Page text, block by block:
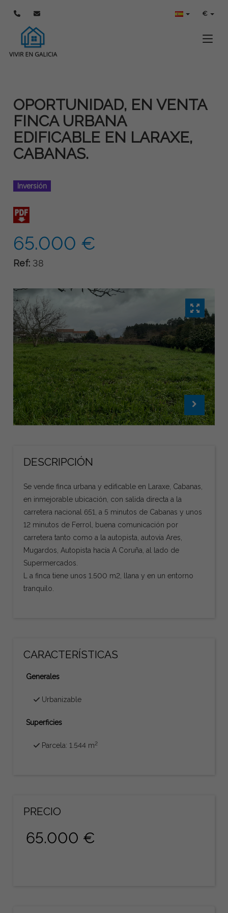
€
OPORTUNIDAD, EN VENTA
FINCA URBANA
EDIFICABLE EN LARAXE,
CABANAS.
Inversión
65.000 €
Ref: 38
DESCRIPCIÓN
Se vende finca urbana y edificable en Laraxe, Cabanas,
en inmejorable ubicación, con salida directa a la
carretera nacional 651, a 5 minutos de Cabanas y unos
12 minutos de Ferrol, buena comunicación por
carretera tanto como a la autopista, autovía Ares,
Mugardos, Autopista hacía A Coruña, al lado de
Supermercados.
L a finca tiene unos 1.500 m2, llana y en un entorno
tranquilo.
CARACTERÍSTICAS
Generales
Urbanizable
Superficies
Parcela: 1.544 m2
PRECIO
65.000 €